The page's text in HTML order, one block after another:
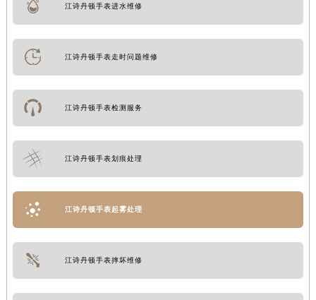
江诗丹顿手表进水维修
江诗丹顿手表走时问题维修
江诗丹顿手表检测服务
江诗丹顿手表划痕处理
江诗丹顿手表起雾处理
江诗丹顿手表摔坏维修